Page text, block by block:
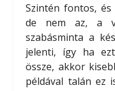
Szintén fontos,
de nem az, a
szabásminta a
jelenti, így ha
össze, akkor
példával talán ez